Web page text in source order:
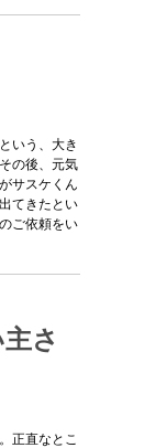
いう、大き
の後、元気
サスケくん
てきたとい
ご依頼をい
さ
正直なとこ